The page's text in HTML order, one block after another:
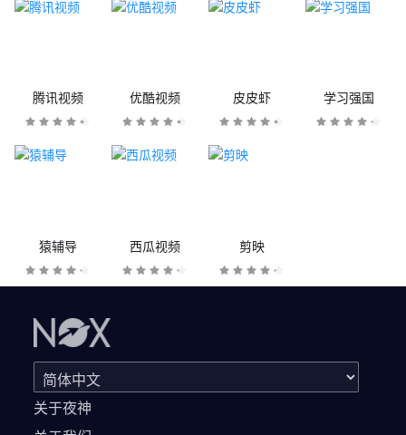
腾讯视频 优酷视频 皮皮虾 学习强国
猿辅导 西瓜视频 剪映
关于夜神